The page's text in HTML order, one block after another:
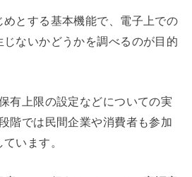
とする基本機能で、電子上での
ないかどうかを調べるのが目的
有上限の設定などについての実
階では民間企業や消費者も参加
います。